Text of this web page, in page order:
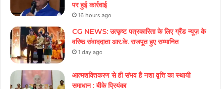
पर हुई कार्रवाई
16 hours ago
CG NEWS: उत्कृष्ट पत्रकारिता के लिए ग्रैंड न्यूज़ के
वरिष्ठ संवाददाता आर.के. राजपूत हुए सम्मानित
1 day ago
आत्मशक्तिकरण से ही संभव है नशा वृत्ति का स्थायी
समाधान : बीके प्रियंका